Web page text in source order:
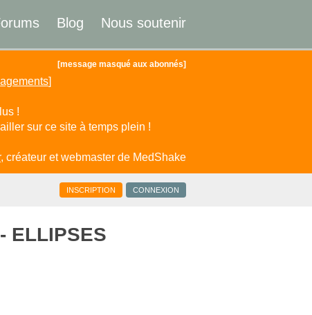
Blog Nous soutenir
[message masqué aux abonnés]
]
!
sur ce site à temps plein !
, créateur et webmaster de MedShake
INSCRIPTION CONNEXION
ELLIPSES